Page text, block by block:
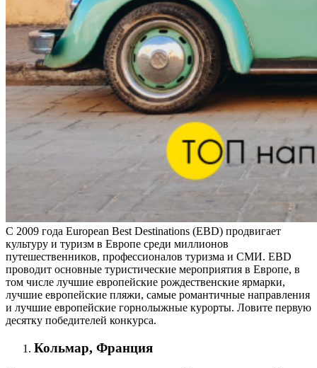
С 2009 года European Best Destinations (EBD) продвигает
культуру и туризм в Европе среди миллионов
путешественников, профессионалов туризма и СМИ. EBD
проводит основные туристические мероприятия в Европе, в
том числе лучшие европейские рождественские ярмарки,
лучшие европейские пляжи, самые романтичные направления
и лучшие европейские горнолыжные курорты. Ловите первую
десятку победителей конкурса.
Кольмар, Франция